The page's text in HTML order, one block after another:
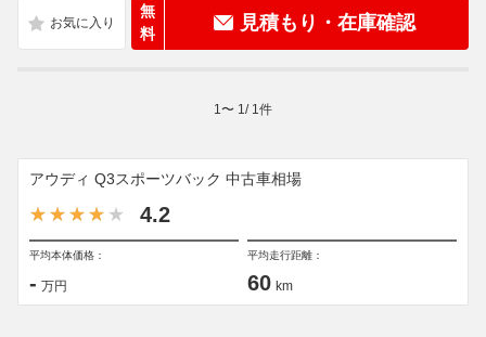
無
料
見積もり・在庫確認
1 〜 1 / 1 件
アウディ Q3スポーツバック 中古車相場
4.2
平均本体価格：
- 万円
平均走行距離：
60 km